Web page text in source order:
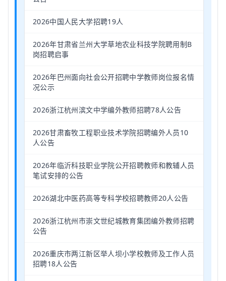
2026中国人民大学招聘19人
2026年甘肃省兰州大学草地农业科技学院聘用制B
岗招聘启事
2026年巴州面向社会公开招聘中学教师岗位报名情
况公示
2026浙江杭州滨文中学编外教师招聘78人公告
2026甘肃畜牧工程职业技术学院招聘编外人员10
人公告
2026年临沂科技职业学院公开招聘教师和教辅人员
笔试安排的公告
2026湖北中医药高等专科学校招聘教师20人公告
2026浙江杭州市崇文世纪城教育集团编外教师招聘
公告
2026重庆市两江新区举人坝小学校教师及工作人员
招聘18人公告